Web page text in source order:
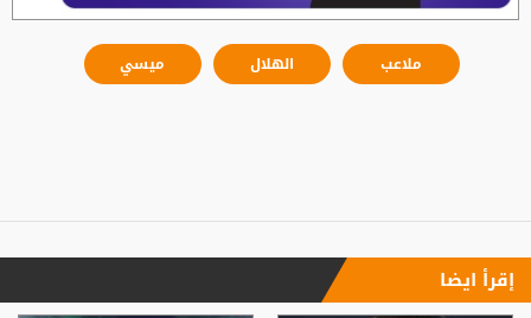
ملاعب الهلال ميسي
إقرأ ايضا